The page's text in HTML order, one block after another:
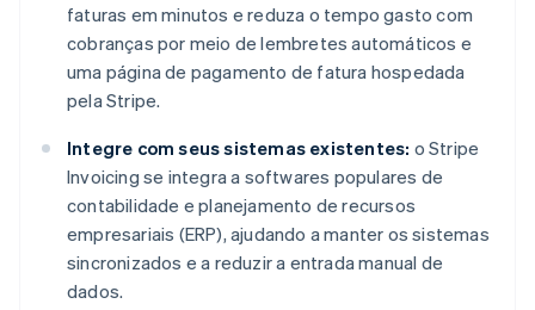
faturas em minutos e reduza o tempo gasto com
cobranças por meio de lembretes automáticos e
uma página de pagamento de fatura hospedada
pela Stripe.
Integre com seus sistemas existentes: o Stripe
Invoicing se integra a softwares populares de
contabilidade e planejamento de recursos
empresariais (ERP), ajudando a manter os sistemas
sincronizados e a reduzir a entrada manual de
dados.